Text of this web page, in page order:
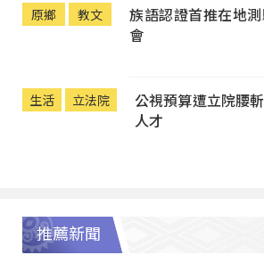
原鄉 教文
族語認證首推在地
會
生活 立法院
公視預算遭立院腰
人才
推薦新聞